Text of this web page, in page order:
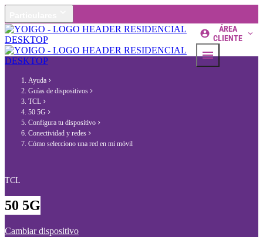
ÁREA
CLIENTE
Ayuda
Guías de dispositivos
TCL
50 5G
Configura tu dispositivo
Conectividad y redes
Cómo selecciono una red en mi móvil
TCL
50 5G
Cambiar dispositivo